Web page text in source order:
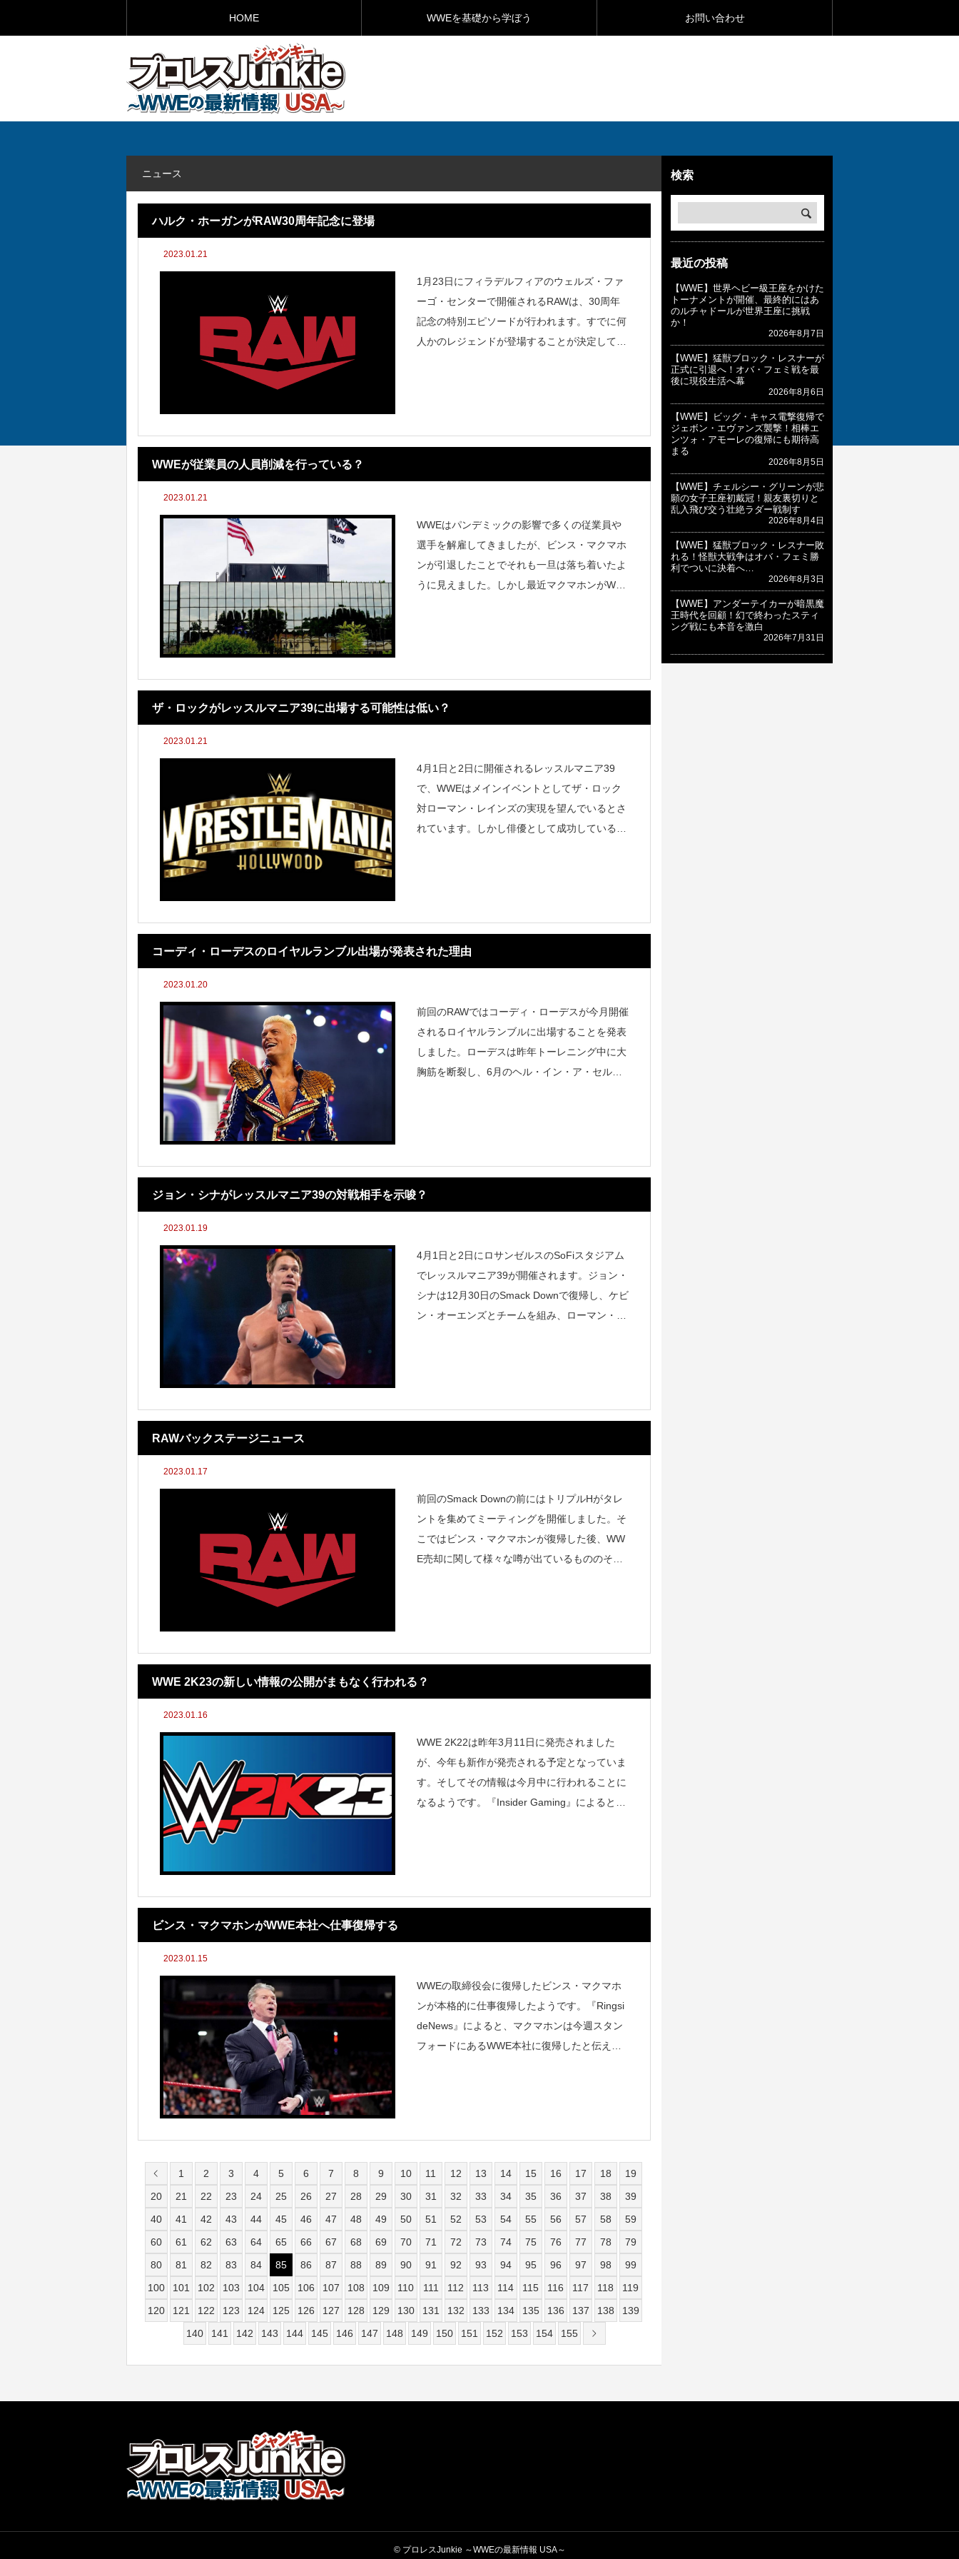
HOME WWEを基礎から学ぼう お問い合わせ
ニュース
ハルク・ホーガンがRAW30周年記念に登場
2023.01.21
1月23日にフィラデルフィアのウェルズ・ファ
ーゴ・センターで開催されるRAWは、30周年
記念の特別エピソードが行われます。すでに何
人かのレジェンドが登場することが決定してい
WWEが従業員の人員削減を行っている？
2023.01.21
WWEはパンデミックの影響で多くの従業員や
選手を解雇してきましたが、ビンス・マクマホ
ンが引退したことでそれも一旦は落ち着いたよ
うに見えました。しかし最近マクマホンがWW
ザ・ロックがレッスルマニア39に出場する可能性は低い？
2023.01.21
4月1日と2日に開催されるレッスルマニア39
で、WWEはメインイベントとしてザ・ロック
対ローマン・レインズの実現を望んでいるとさ
れています。しかし俳優として成功している
コーディ・ローデスのロイヤルランブル出場が発表された理由
2023.01.20
前回のRAWではコーディ・ローデスが今月開催
されるロイヤルランブルに出場することを発表
しました。ローデスは昨年トーレニング中に大
胸筋を断裂し、6月のヘル・イン・ア・セルを
ジョン・シナがレッスルマニア39の対戦相手を示唆？
2023.01.19
4月1日と2日にロサンゼルスのSoFiスタジアム
でレッスルマニア39が開催されます。ジョン・
シナは12月30日のSmack Downで復帰し、ケビ
ン・オーエンズとチームを組み、ローマン・レ
RAWバックステージニュース
2023.01.17
前回のSmack Downの前にはトリプルHがタレ
ントを集めてミーティングを開催しました。そ
こではビンス・マクマホンが復帰した後、WW
E売却に関して様々な噂が出ているもののそれ
WWE 2K23の新しい情報の公開がまもなく行われる？
2023.01.16
WWE 2K22は昨年3月11日に発売されました
が、今年も新作が発売される予定となっていま
す。そしてその情報は今月中に行われることに
なるようです。『Insider Gaming』によると、
ビンス・マクマホンがWWE本社へ仕事復帰する
2023.01.15
WWEの取締役会に復帰したビンス・マクマホ
ンが本格的に仕事復帰したようです。『Ringsi
deNews』によると、マクマホンは今週スタン
フォードにあるWWE本社に復帰したと伝えて
1 2 3 4 5 6 7 8 9 10 11 12 13 14 15 16 17 18
19
20
21 22 23 24 25 26 27 28 29 30 31 32 33 34 35 36 37 38
39
40
41 42 43 44 45 46 47 48 49 50 51 52 53 54 55 56 57 58
59
60
61 62 63 64 65 66 67 68 69 70 71 72 73 74 75 76 77 78
79
80
81 82 83 84 85 86 87 88 89 90 91 92 93 94 95 96 97 98
99
100
101 102 103 104 105 106 107 108 109 110 111 112 113 114 115 116 117 118
119
120
121 122 123 124 125 126 127 128 129 130 131 132 133 134 135 136 137 138
139
140
141 142 143 144 145 146 147 148 149 150 151 152 153 154 155
検索
最近の投稿
【WWE】世界ヘビー級王座をかけた
トーナメントが開催、最終的にはあ
のルチャドールが世界王座に挑戦
か！
2026年8月7日
【WWE】猛獣ブロック・レスナーが
正式に引退へ！オバ・フェミ戦を最
後に現役生活へ幕
2026年8月6日
【WWE】ビッグ・キャス電撃復帰で
ジェボン・エヴァンズ襲撃！相棒エ
ンツォ・アモーレの復帰にも期待高
まる
2026年8月5日
【WWE】チェルシー・グリーンが悲
願の女子王座初戴冠！親友裏切りと
乱入飛び交う壮絶ラダー戦制す
2026年8月4日
【WWE】猛獣ブロック・レスナー敗
れる！怪獣大戦争はオバ・フェミ勝
利でついに決着へ…
2026年8月3日
【WWE】アンダーテイカーが暗黒魔
王時代を回顧！幻で終わったスティ
ング戦にも本音を激白
2026年7月31日
© プロレスJunkie ～WWEの最新情報 USA～